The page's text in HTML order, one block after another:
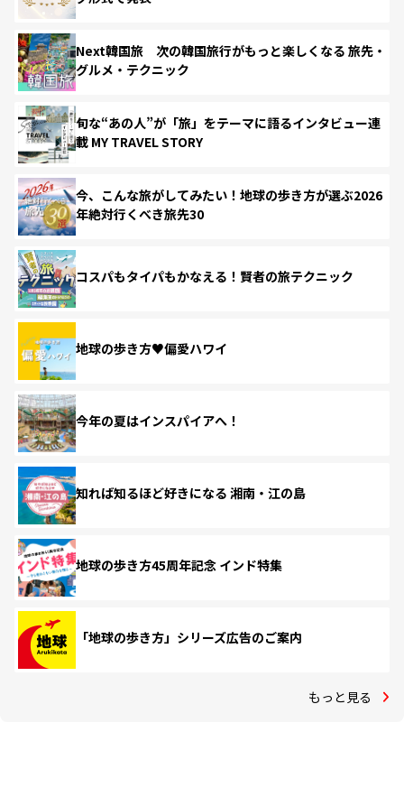
Next韓国旅 次の韓国旅行がもっと楽しくなる 旅先・
グルメ・テクニック
旬な“あの人”が「旅」をテーマに語るインタビュー連
載 MY TRAVEL STORY
今、こんな旅がしてみたい！地球の歩き方が選ぶ2026
年絶対行くべき旅先30
コスパもタイパもかなえる！賢者の旅テクニック
地球の歩き方♥偏愛ハワイ
今年の夏はインスパイアへ！
知れば知るほど好きになる 湘南・江の島
地球の歩き方45周年記念 インド特集
「地球の歩き方」シリーズ広告のご案内
もっと見る